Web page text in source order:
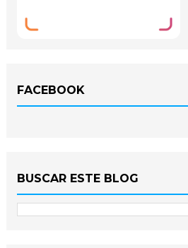
FACEBOOK
BUSCAR ESTE BLOG